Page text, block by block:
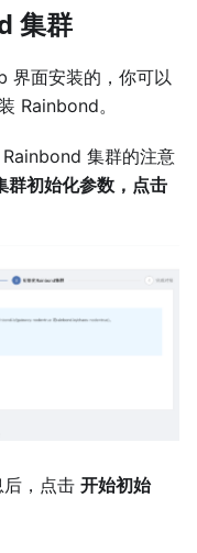
集群
界面安装的，你可以
Rainbond。
集群的注意
群初始化参数，点击
后，点击 开始初始